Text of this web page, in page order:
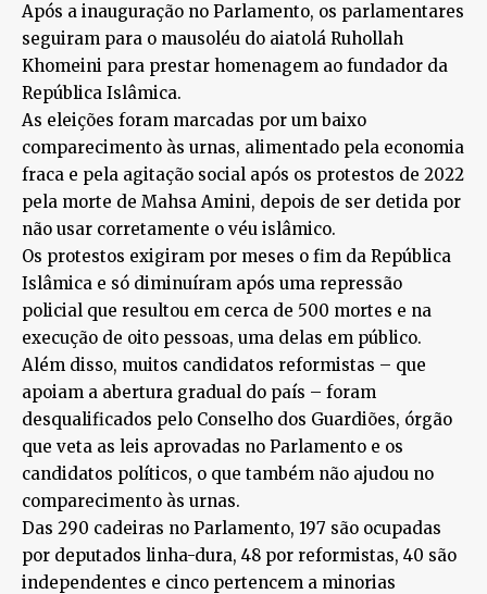
Após a inauguração no Parlamento, os parlamentares
seguiram para o mausoléu do aiatolá Ruhollah
Khomeini para prestar homenagem ao fundador da
República Islâmica.
As eleições foram marcadas por um baixo
comparecimento às urnas, alimentado pela economia
fraca e pela agitação social após os protestos de 2022
pela morte de Mahsa Amini, depois de ser detida por
não usar corretamente o véu islâmico.
Os protestos exigiram por meses o fim da República
Islâmica e só diminuíram após uma repressão
policial que resultou em cerca de 500 mortes e na
execução de oito pessoas, uma delas em público.
Além disso, muitos candidatos reformistas – que
apoiam a abertura gradual do país – foram
desqualificados pelo Conselho dos Guardiões, órgão
que veta as leis aprovadas no Parlamento e os
candidatos políticos, o que também não ajudou no
comparecimento às urnas.
Das 290 cadeiras no Parlamento, 197 são ocupadas
por deputados linha-dura, 48 por reformistas, 40 são
independentes e cinco pertencem a minorias